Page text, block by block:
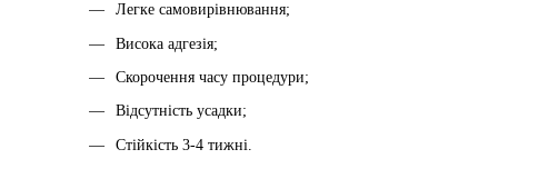
Легке самовирівнювання;
Висока адгезія;
Скорочення часу процедури;
Відсутність усадки;
Стійкість 3-4 тижні.